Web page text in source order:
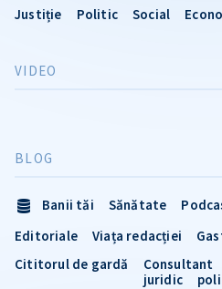
Justiție Politic Social
VIDEO
BLOG
Banii tăi Sănătate
Editoriale
Viața redacției
Cititorul de gardă
Consultant
juridic